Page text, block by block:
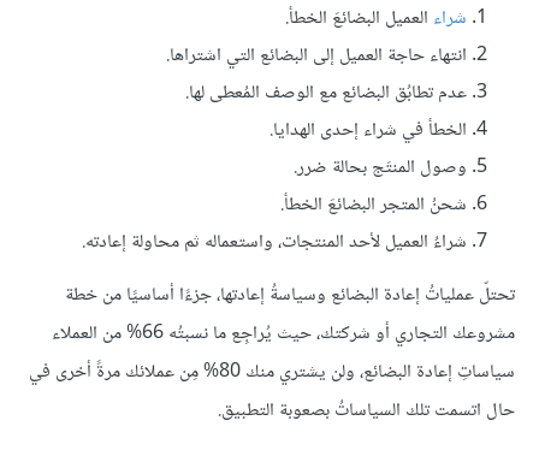
شراء العميل البضائعَ الخطأ.
انتهاء حاجة العميل إلى البضائع التي اشتراها.
عدم تطابُق البضائع مع الوصف المُعطى لها.
الخطأ في شراء إحدى الهدايا.
وصول المنتَج بحالة ضرر.
شحنُ المتجر البضائعَ الخطأ.
شراءُ العميل لأحد المنتجات، واستعماله ثم محاولة إعادته.
تحتلّ عملياتُ إعادة البضائع وسياسةُ إعادتها، جزءًا أساسيًا من خطة
مشروعك التجاري أو شركتك، حيث يُراجِع ما نسبتُه 66% من العملاء
سياساتِ إعادة البضائع، ولن يشتري منك 80% مِن عملائك مرةً أخرى في
حال اتسمت تلك السياساتُ بصعوبة التطبيق.